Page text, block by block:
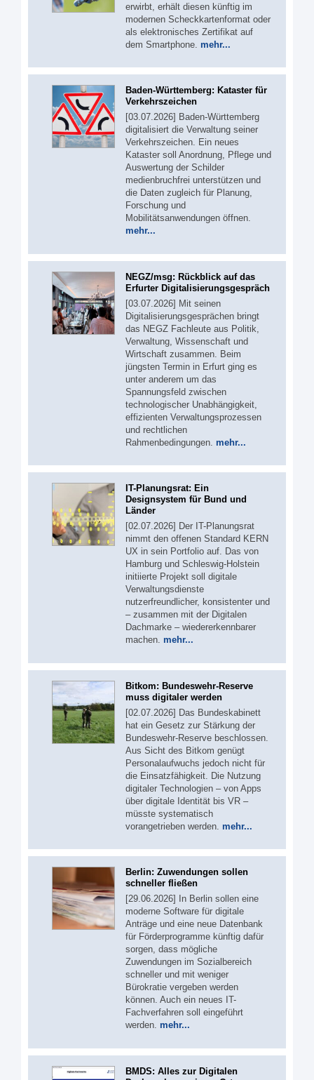
erwirbt, erhält diesen künftig im
modernen Scheckkartenformat oder
als elektronisches Zertifikat auf
dem Smartphone. mehr...
Baden-Württemberg: Kataster für
Verkehrszeichen
[03.07.2026] Baden-Württemberg
digitalisiert die Verwaltung seiner
Verkehrszeichen. Ein neues
Kataster soll Anordnung, Pflege und
Auswertung der Schilder
medienbruchfrei unterstützen und
die Daten zugleich für Planung,
Forschung und
Mobilitätsanwendungen öffnen.
mehr...
NEGZ/msg: Rückblick auf das
Erfurter Digitalisierungsgespräch
[03.07.2026] Mit seinen
Digitalisierungsgesprächen bringt
das NEGZ Fachleute aus Politik,
Verwaltung, Wissenschaft und
Wirtschaft zusammen. Beim
jüngsten Termin in Erfurt ging es
unter anderem um das
Spannungsfeld zwischen
technologischer Unabhängigkeit,
effizienten Verwaltungsprozessen
und rechtlichen
Rahmenbedingungen. mehr...
IT-Planungsrat: Ein
Designsystem für Bund und
Länder
[02.07.2026] Der IT-Planungsrat
nimmt den offenen Standard KERN
UX in sein Portfolio auf. Das von
Hamburg und Schleswig-Holstein
initiierte Projekt soll digitale
Verwaltungsdienste
nutzerfreundlicher, konsistenter und
– zusammen mit der Digitalen
Dachmarke – wiedererkennbarer
machen. mehr...
Bitkom: Bundeswehr-Reserve
muss digitaler werden
[02.07.2026] Das Bundeskabinett
hat ein Gesetz zur Stärkung der
Bundeswehr-Reserve beschlossen.
Aus Sicht des Bitkom genügt
Personalaufwuchs jedoch nicht für
die Einsatzfähigkeit. Die Nutzung
digitaler Technologien – von Apps
über digitale Identität bis VR –
müsste systematisch
vorangetrieben werden. mehr...
Berlin: Zuwendungen sollen
schneller fließen
[29.06.2026] In Berlin sollen eine
moderne Software für digitale
Anträge und eine neue Datenbank
für Förderprogramme künftig dafür
sorgen, dass mögliche
Zuwendungen im Sozialbereich
schneller und mit weniger
Bürokratie vergeben werden
können. Auch ein neues IT-
Fachverfahren soll eingeführt
werden. mehr...
BMDS: Alles zur Digitalen